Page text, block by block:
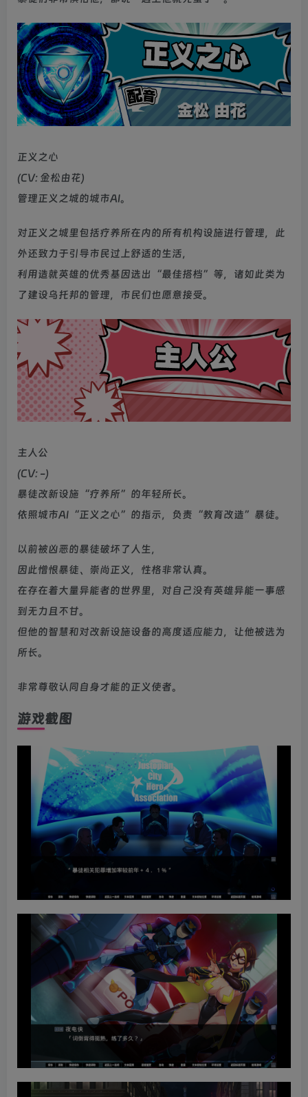
正义之心
(CV: 金松由花)
管理正义之城的城市AI。
对正义之城里包括疗养所在内的所有机构设施进行管理，此
外还致力于引导市民过上舒适的生活，
利用造就英雄的优秀基因选出“最佳搭档”等，诸如此类为
了建设乌托邦的管理，市民们也愿意接受。
主人公
(CV: -)
暴徒改新设施“疗养所”的年轻所长。
依照城市AI“正义之心”的指示，负责“教育改造”暴徒。
以前被凶恶的暴徒破坏了人生，
因此憎恨暴徒、崇尚正义，性格非常认真。
在存在着大量异能者的世界里，对自己没有英雄异能一事感
到无力且不甘。
但他的智慧和对改新设施设备的高度适应能力，让他被选为
所长。
非常尊敬认同自身才能的正义使者。
游戏截图